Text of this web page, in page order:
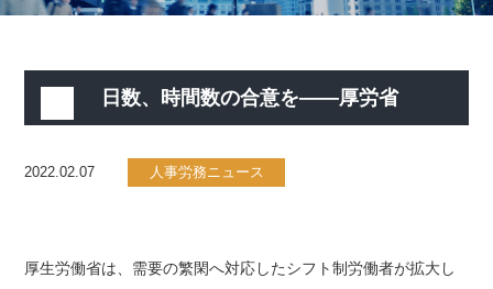
日数、時間数の合意を――厚労省
2022.02.07 人事労務ニュース
厚生労働省は、需要の繁閑へ対応したシフト制労働者が拡大し